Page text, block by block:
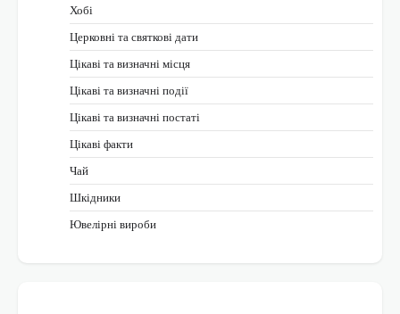
Хобі
Церковні та святкові дати
Цікаві та визначні місця
Цікаві та визначні події
Цікаві та визначні постаті
Цікаві факти
Чай
Шкідники
Ювелірні вироби